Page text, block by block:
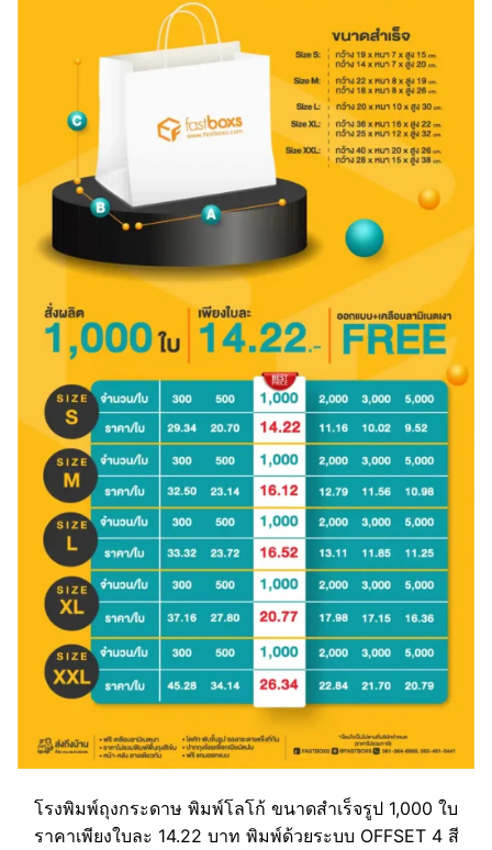
โรงพิมพ์ถุงกระดาษ พิมพ์โลโก้ ขนาดสำเร็จรูป 1,000 ใบ
ราคาเพียงใบละ 14.22 บาท พิมพ์ด้วยระบบ OFFSET 4 สี